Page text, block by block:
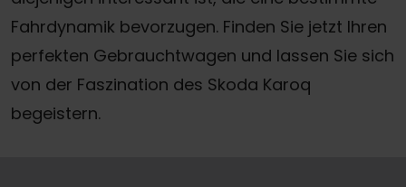
Fahrdynamik bevorzugen. Finden Sie jetzt Ihren
perfekten Gebrauchtwagen und lassen Sie sich
von der Faszination des Skoda Karoq
begeistern.